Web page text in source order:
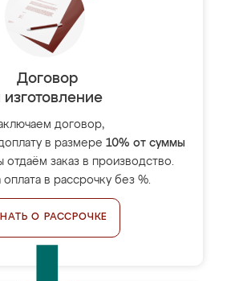
Договор
изготовление
договор,
в размере 10% от суммы
отдаём заказ в производство.
в рассрочку без %.
О РАССРОЧКЕ